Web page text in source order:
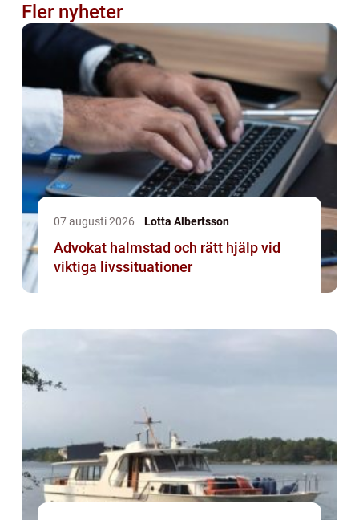
Fler nyheter
07 augusti 2026 Lotta Albertsson
Advokat halmstad och rätt hjälp vid
viktiga livssituationer